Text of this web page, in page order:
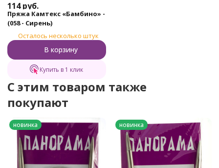
114 руб.
Пряжа Камтекс «Бамбино» -
(058 - Сирень)
Осталось несколько штук
В корзину
Купить в 1 клик
C этим товаром также
покупают
новинка новинка